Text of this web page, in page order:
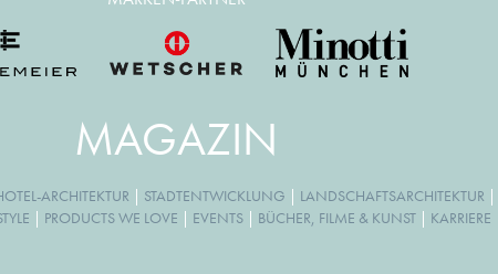
MAGAZIN
ARCHITEKTUR | STADTENTWICKLUNG | LANDSCHAFTSARCHITEKTUR |
| PRODUCTS WE LOVE | EVENTS | BÜCHER, FILME & KUNST | KARRIERE